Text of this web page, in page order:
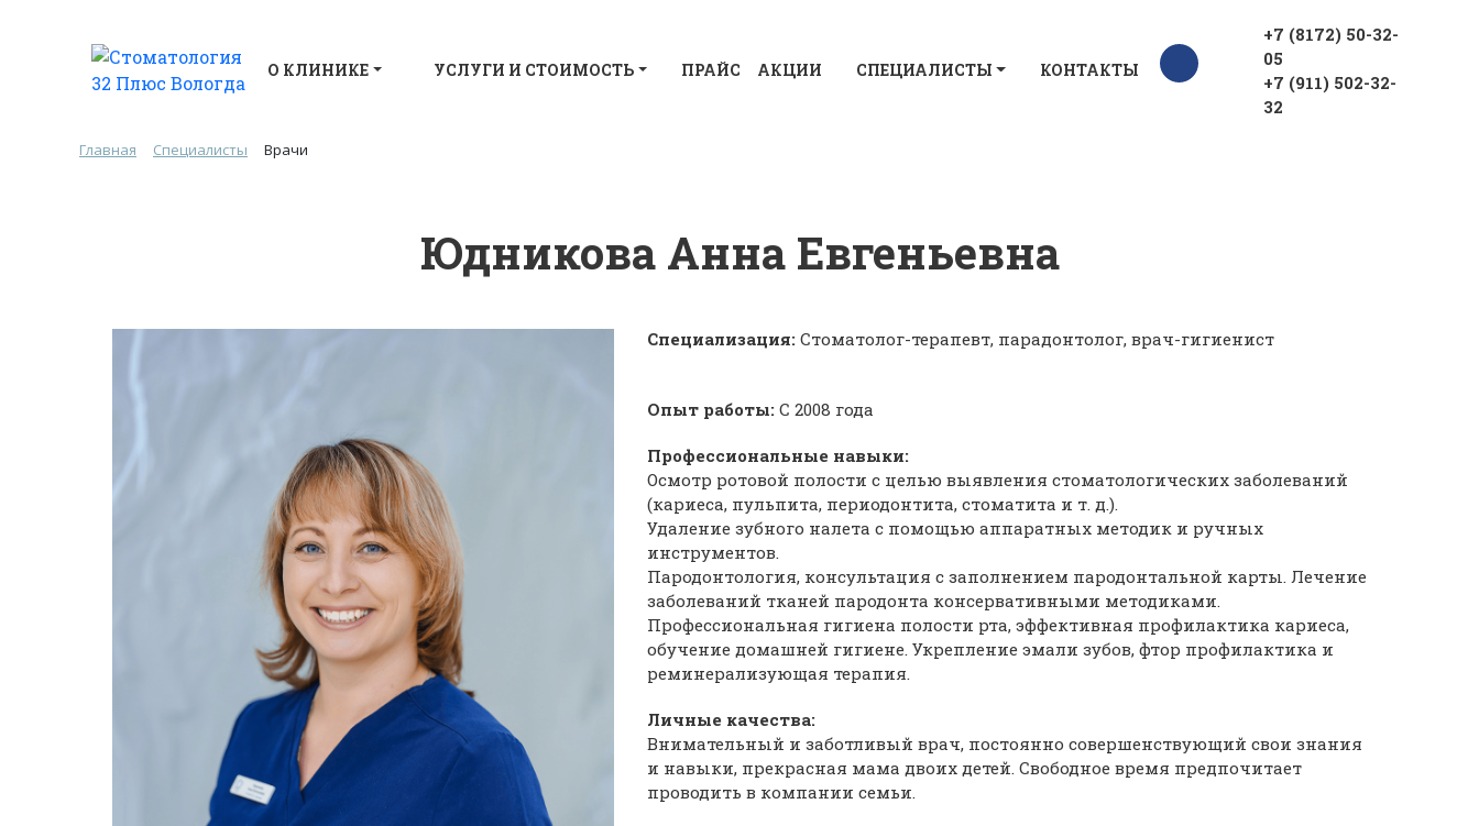
О КЛИНИКЕ УСЛУГИ И СТОИМОСТЬ ПРАЙС АКЦИИ СПЕЦИАЛИСТЫ КОНТАКТЫ
+7 (8172) 50-32-
05
+7 (911) 502-32-
32
Главная Специалисты Врачи
Юдникова Анна Евгеньевна
Специализация: Стоматолог-терапевт, парадонтолог, врач-гигиенист
Опыт работы: С 2008 года
Профессиональные навыки:
Осмотр ротовой полости с целью выявления стоматологических заболеваний
(кариеса, пульпита, периодонтита, стоматита и т. д.).
Удаление зубного налета с помощью аппаратных методик и ручных
инструментов.
Пародонтология, консультация с заполнением пародонтальной карты. Лечение
заболеваний тканей пародонта консервативными методиками.
Профессиональная гигиена полости рта, эффективная профилактика кариеса,
обучение домашней гигиене. Укрепление эмали зубов, фтор профилактика и
реминерализующая терапия.
Личные качества:
Внимательный и заботливый врач, постоянно совершенствующий свои знания
и навыки, прекрасная мама двоих детей. Свободное время предпочитает
проводить в компании семьи.